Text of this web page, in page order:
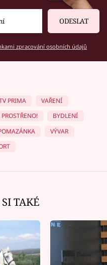
ODESLAT
zpracování osobních údajů
PRIMA
VAŘENÍ
PROSTŘENO!
BYDLENÍ
VÝVAR
TAKÉ